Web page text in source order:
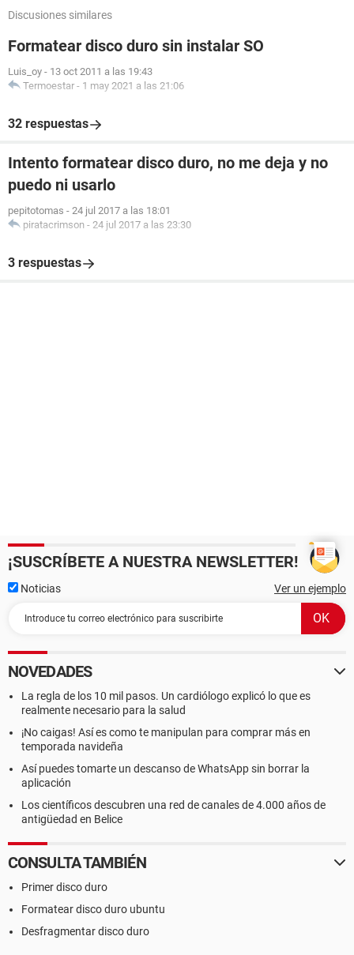
Discusiones similares
Formatear disco duro sin instalar SO
Luis_oy - 13 oct 2011 a las 19:43
Termoestar - 1 may 2021 a las 21:06
32 respuestas
Intento formatear disco duro, no me deja y no
puedo ni usarlo
pepitotomas - 24 jul 2017 a las 18:01
piratacrimson - 24 jul 2017 a las 23:30
3 respuestas
¡SUSCRÍBETE A NUESTRA NEWSLETTER!
Noticias Ver un ejemplo
NOVEDADES
La regla de los 10 mil pasos. Un cardiólogo explicó lo que es
realmente necesario para la salud
¡No caigas! Así es como te manipulan para comprar más en
temporada navideña
Así puedes tomarte un descanso de WhatsApp sin borrar la
aplicación
Los científicos descubren una red de canales de 4.000 años de
antigüedad en Belice
CONSULTA TAMBIÉN
Primer disco duro
Formatear disco duro ubuntu
Desfragmentar disco duro